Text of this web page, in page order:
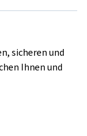
sicheren und
Ihnen und